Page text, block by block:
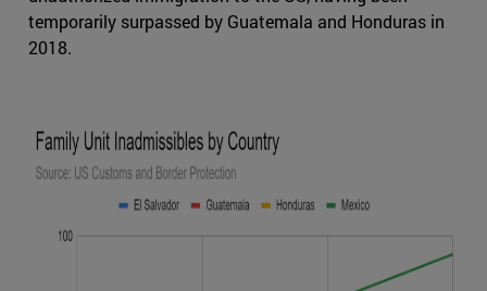
temporarily surpassed by Guatemala and Honduras in
2018.